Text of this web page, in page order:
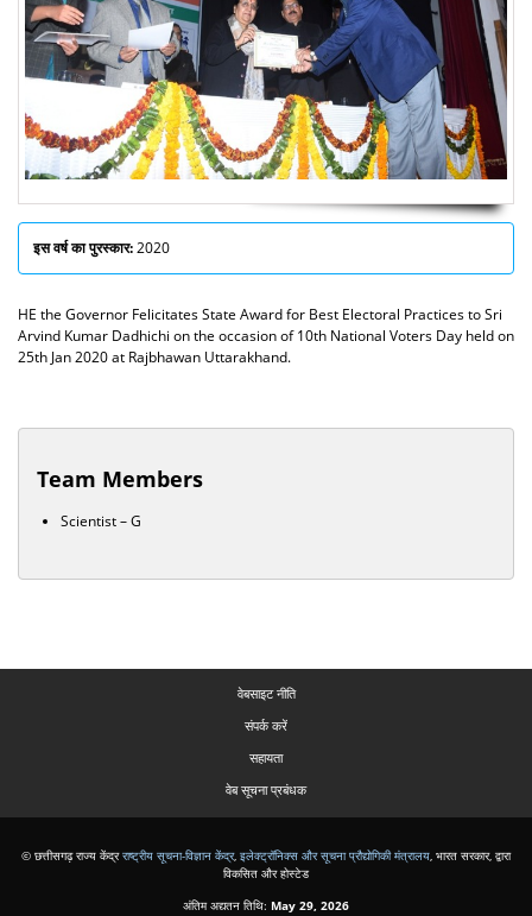
इस वर्ष का पुरस्कार:2020
HE the Governor Felicitates State Award for Best Electoral Practices to Sri
Arvind Kumar Dadhichi on the occasion of 10th National Voters Day held on
25th Jan 2020 at Rajbhawan Uttarakhand.
Team Members
Scientist – G
वेबसाइट नीति
संपर्क करें
सहायता
वेब सूचना प्रबंधक
© छत्तीसगढ़ राज्य केंद्रराष्ट्रीय सूचना-विज्ञान केंद्र, इलेक्ट्रॉनिक्स और सूचना प्रौद्योगिकी मंत्रालय, भारत सरकार, द्वारा
विकसित और होस्टेड
अंतिम अद्यतन तिथि: May 29, 2026